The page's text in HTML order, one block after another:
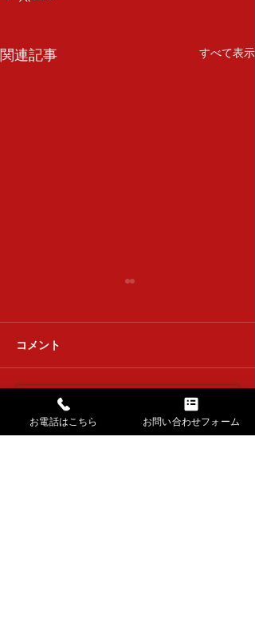
関連記事 すべて表示
達喜会 下浚い
コメント
コメントを追加…
お電話はこちら お問い合わせフォーム